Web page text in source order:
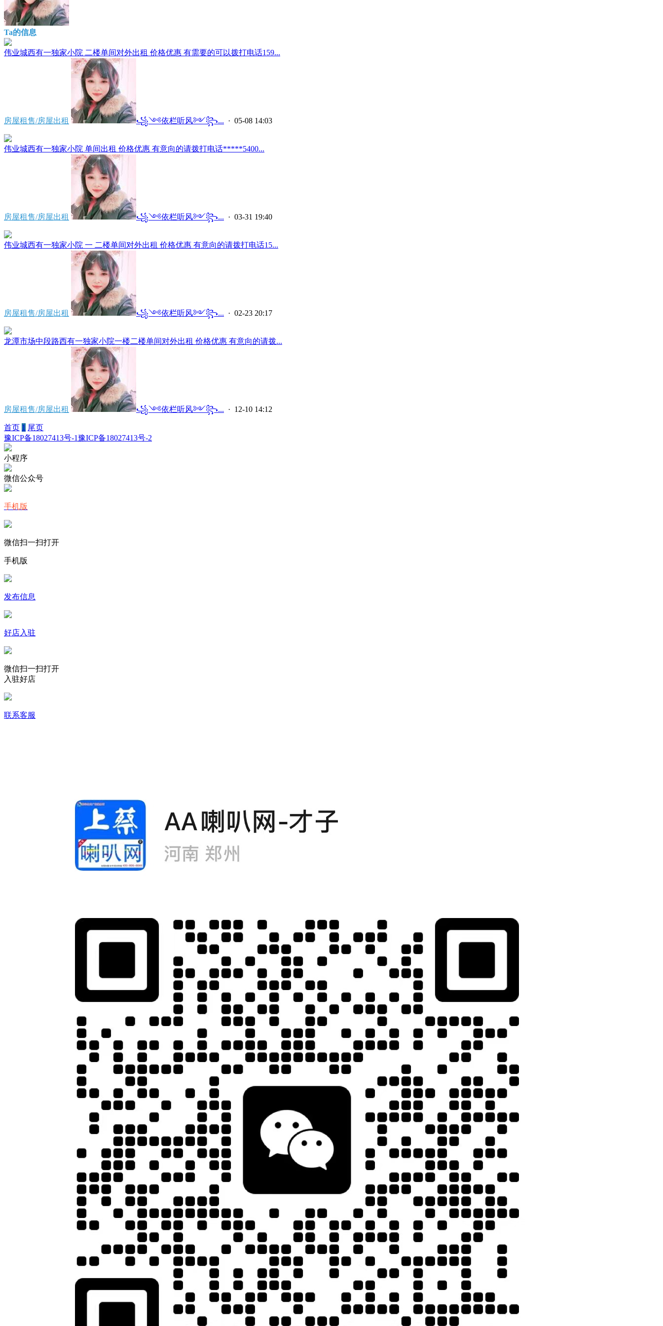
Ta的信息
伟业城西有一独家小院 二楼单间对外出租 价格优惠 有需要的可以拨打电话159...
房屋租售/房屋出租 ꧁༺依栏听风༻꧂... · 05-08 14:03
伟业城西有一独家小院 单间出租 价格优惠 有意向的请拨打电话*****5400...
房屋租售/房屋出租 ꧁༺依栏听风༻꧂... · 03-31 19:40
伟业城西有一独家小院 一 二楼单间对外出租 价格优惠 有意向的请拨打电话15...
房屋租售/房屋出租 ꧁༺依栏听风༻꧂... · 02-23 20:17
龙潭市场中段路西有一独家小院一楼二楼单间对外出租 价格优惠 有意向的请拨...
房屋租售/房屋出租 ꧁༺依栏听风༻꧂... · 12-10 14:12
首页 1 尾页
豫ICP备18027413号-1豫ICP备18027413号-2
小程序
微信公众号
手机版
微信扫一扫打开
手机版
发布信息
好店入驻
微信扫一扫打开
入驻好店
联系客服